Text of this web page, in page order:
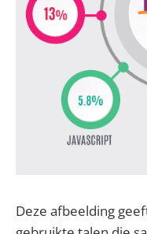
Deze afbeelding